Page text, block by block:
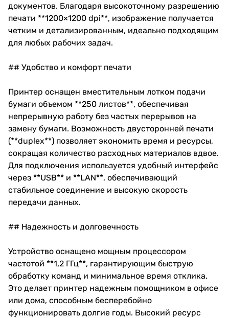
документов. Благодаря высокоточному разрешению
печати **1200×1200 dpi**, изображение получается
четким и детализированным, идеально подходящим
для любых рабочих задач.
## Удобство и комфорт печати
Принтер оснащен вместительным лотком подачи
бумаги объемом **250 листов**, обеспечивая
непрерывную работу без частых перерывов на
замену бумаги. Возможность двусторонней печати
(**duplex**) позволяет экономить время и ресурсы,
сокращая количество расходных материалов вдвое.
Для подключения используется удобный интерфейс
через **USB** и **LAN**, обеспечивающий
стабильное соединение и высокую скорость
передачи данных.
## Надежность и долговечность
Устройство оснащено мощным процессором
частотой **1,2 ГГц**, гарантирующим быструю
обработку команд и минимальное время отклика.
Это делает принтер надежным помощником в офисе
или дома, способным бесперебойно
функционировать долгие годы. Высокий ресурс